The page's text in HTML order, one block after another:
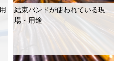
結束バンドが使われている現
場・⽤途